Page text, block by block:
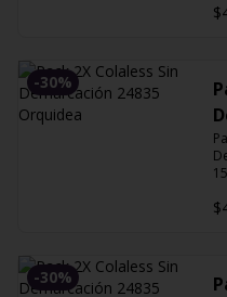
-30%
-30%